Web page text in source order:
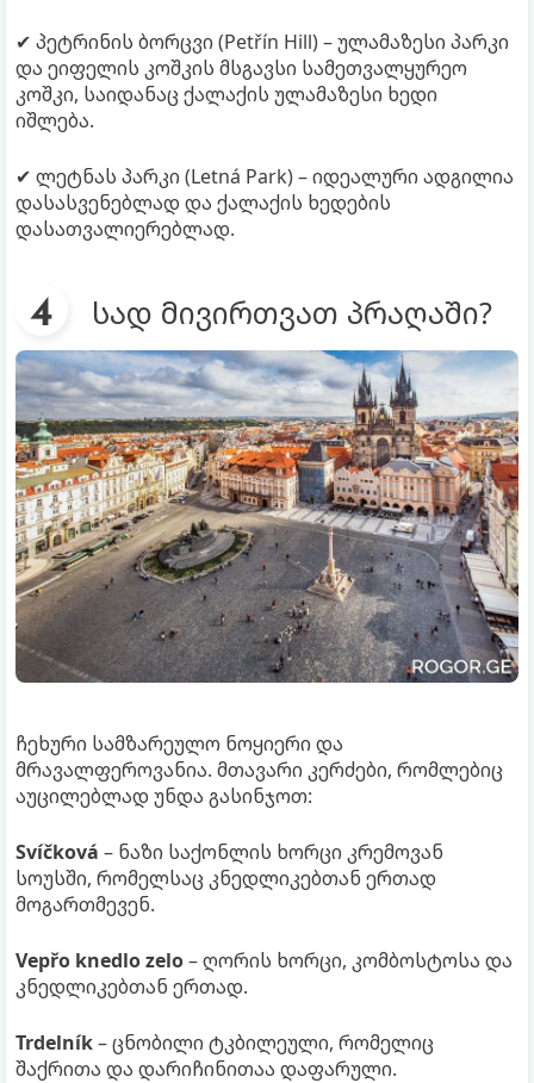
✔ პეტრინის ბორცვი (Petřín Hill) – ულამაზესი პარკი
და ეიფელის კოშკის მსგავსი სამეთვალყურეო
კოშკი, საიდანაც ქალაქის ულამაზესი ხედი
იშლება.
✔ ლეტნას პარკი (Letná Park) – იდეალური ადგილია
დასასვენებლად და ქალაქის ხედების
დასათვალიერებლად.
სად მივირთვათ პრაღაში?
ჩეხური სამზარეულო ნოყიერი და
მრავალფეროვანია. მთავარი კერძები, რომლებიც
აუცილებლად უნდა გასინჯოთ:
Svíčková – ნაზი საქონლის ხორცი კრემოვან
სოუსში, რომელსაც კნედლიკებთან ერთად
მოგართმევენ.
Vepřo knedlo zelo– ღორის ხორცი, კომბოსტოსა და
კნედლიკებთან ერთად.
Trdelník– ცნობილი ტკბილეული, რომელიც
შაქრითა და დარიჩინითაა დაფარული.